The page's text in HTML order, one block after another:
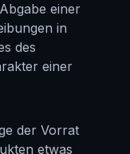
einer
in
des
einer
der Vorrat
etwas